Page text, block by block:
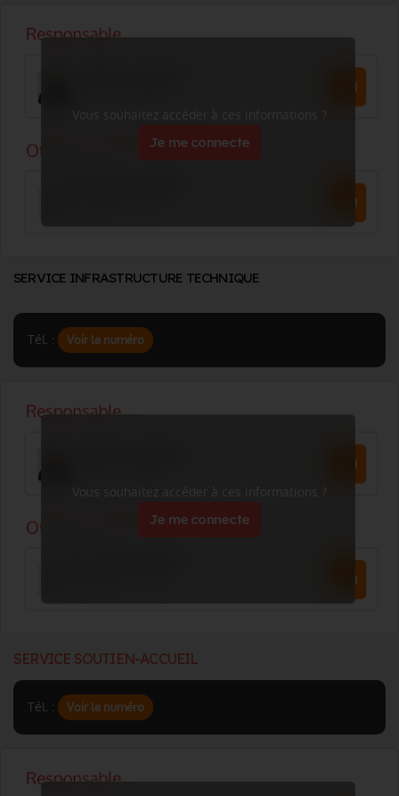
Vous souhaitez accéder à ces informations ?
Je me connecte
SERVICE INFRASTRUCTURE TECHNIQUE
Tél. : Voir le numéro
Vous souhaitez accéder à ces informations ?
Je me connecte
SERVICE SOUTIEN-ACCUEIL
Tél. : Voir le numéro